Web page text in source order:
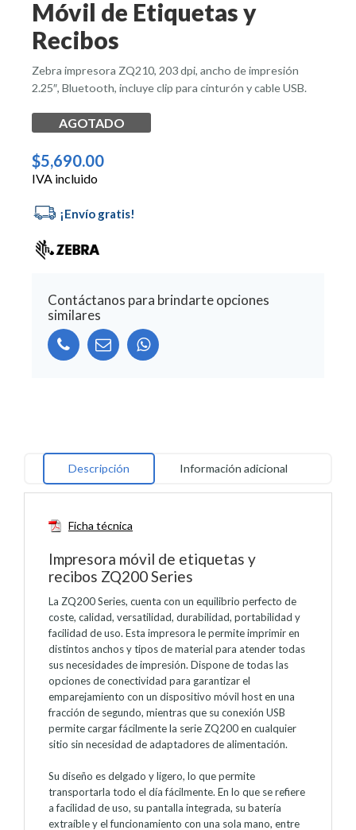
Móvil de Etiquetas y
Recibos
Zebra impresora ZQ210, 203 dpi, ancho de impresión
2.25″, Bluetooth, incluye clip para cinturón y cable USB.
AGOTADO
$5,690.00
IVA incluido
Contáctanos para brindarte opciones
similares
Descripción Información adicional
Ficha técnica
Impresora móvil de etiquetas y
recibos ZQ200 Series
La ZQ200 Series, cuenta con un equilibrio perfecto de
coste, calidad, versatilidad, durabilidad, portabilidad y
facilidad de uso. Esta impresora le permite imprimir en
distintos anchos y tipos de material para atender todas
sus necesidades de impresión. Dispone de todas las
opciones de conectividad para garantizar el
emparejamiento con un dispositivo móvil host en una
fracción de segundo, mientras que su conexión USB
permite cargar fácilmente la serie ZQ200 en cualquier
sitio sin necesidad de adaptadores de alimentación.
Su diseño es delgado y ligero, lo que permite
transportarla todo el día fácilmente. En lo que se refiere
a facilidad de uso, su pantalla integrada, su batería
extraíble y el funcionamiento con una sola mano, entre